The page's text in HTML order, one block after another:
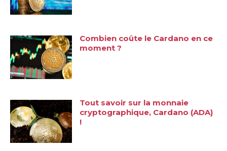
Combien coûte le Cardano en ce
moment ?
Tout savoir sur la monnaie
cryptographique, Cardano (ADA)
!